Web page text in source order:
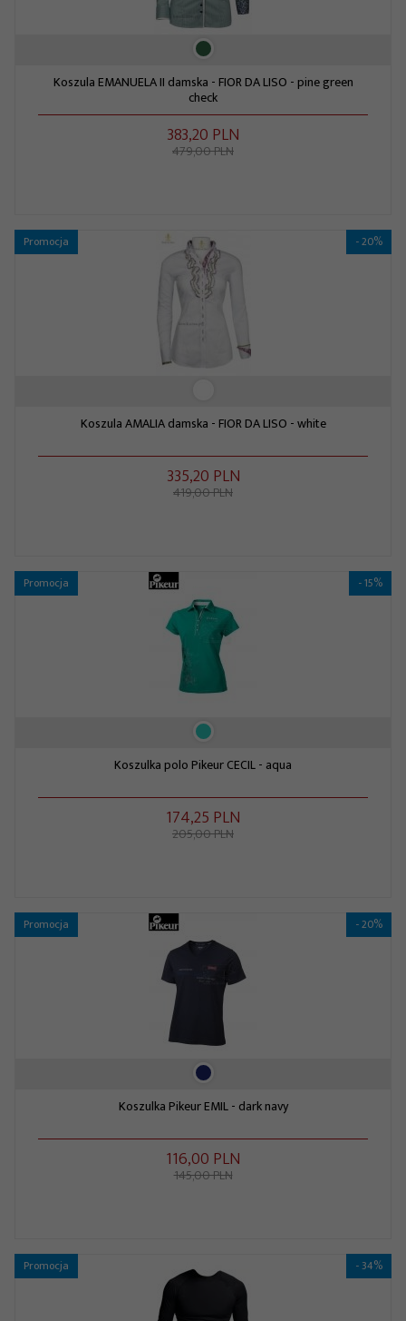
Koszula EMANUELA II damska - FIOR DA LISO - pine green
check
383,20 PLN
479,00 PLN
Promocja - 20%
Koszula AMALIA damska - FIOR DA LISO - white
335,20 PLN
419,00 PLN
Promocja - 15%
Koszulka polo Pikeur CECIL - aqua
174,25 PLN
205,00 PLN
Promocja - 20%
Koszulka Pikeur EMIL - dark navy
116,00 PLN
145,00 PLN
Promocja - 34%